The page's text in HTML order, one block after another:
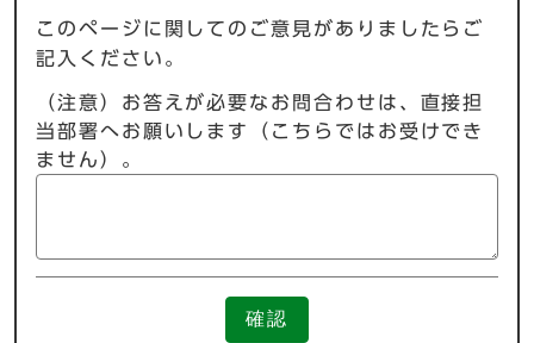
このページに関してのご意見がありましたらご
記入ください。
（注意）お答えが必要なお問合わせは、直接担
当部署へお願いします（こちらではお受けでき
ません）。
確認